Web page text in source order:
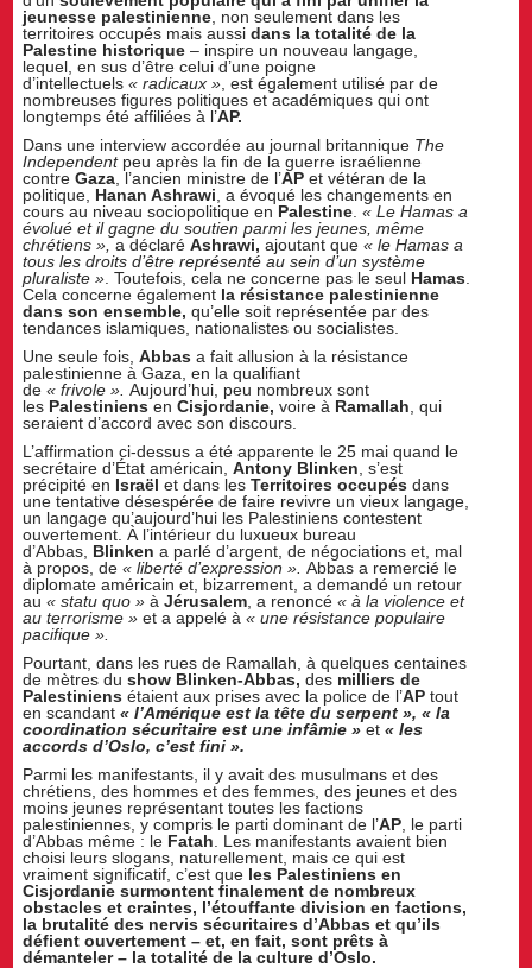
jeunesse palestinienne, non seulement dans les
territoires occupés mais aussi dans la totalité de la
Palestine historique – inspire un nouveau langage,
lequel, en sus d’être celui d’une poigne
d’intellectuels« radicaux », est également utilisé par de
nombreuses figures politiques et académiques qui ont
longtemps été affiliées à l’AP.
Dans une interview accordée au journal britannique The
Independentpeu après la fin de la guerre israélienne
contreGaza, l’ancien ministre de l’AP et vétéran de la
politique, Hanan Ashrawi, a évoqué les changements en
cours au niveau sociopolitique en Palestine.« Le Hamas a
évolué et il gagne du soutien parmi les jeunes, même
chrétiens », a déclaré Ashrawi, ajoutant que« le Hamas a
tous les droits d’être représenté au sein d’un système
pluraliste ». Toutefois, cela ne concerne pas le seul Hamas.
Cela concerne également la résistance palestinienne
dans son ensemble, qu’elle soit représentée par des
tendances islamiques, nationalistes ou socialistes.
Une seule fois,Abbas a fait allusion à la résistance
palestinienne à Gaza, en la qualifiant
de « frivole ». Aujourd’hui, peu nombreux sont
les Palestiniens enCisjordanie, voire à Ramallah , qui
seraient d’accord avec son discours.
L’affirmation ci-dessus a été apparente le 25 mai quand le
secrétaire d’État américain,Antony Blinken , s’est
précipité en Israël et dans lesTerritoires occupés dans
une tentative désespérée de faire revivre un vieux langage,
un langage qu’aujourd’hui les Palestiniens contestent
ouvertement. À l’intérieur du luxueux bureau
d’Abbas, Blinken a parlé d’argent, de négociations et, mal
à propos, de « liberté d’expression ». Abbas a remercié le
diplomate américain et, bizarrement, a demandé un retour
au« statu quo » à Jérusalem , a renoncé « à la violence et
au terrorisme » et a appelé à« une résistance populaire
pacifique ».
Pourtant, dans les rues de Ramallah, à quelques centaines
de mètres dushow Blinken-Abbas, des milliers de
Palestiniens étaient aux prises avec la police de l’AP tout
en scandant« l’Amérique est la tête du serpent », « la
coordination sécuritaire est une infâmie » et« les
accords d’Oslo, c’est fini ».
Parmi les manifestants, il y avait des musulmans et des
chrétiens, des hommes et des femmes, des jeunes et des
moins jeunes représentant toutes les factions
palestiniennes, y compris le parti dominant de l’AP , le parti
d’Abbas même : le Fatah . Les manifestants avaient bien
choisi leurs slogans, naturellement, mais ce qui est
vraiment significatif, c’est que les Palestiniens en
Cisjordanie surmontent finalement de nombreux
obstacles et craintes, l’étouffante division en factions,
la brutalité des nervis sécuritaires d’Abbas et qu’ils
défient ouvertement – et, en fait, sont prêts à
démanteler – la totalité de la culture d’Oslo.